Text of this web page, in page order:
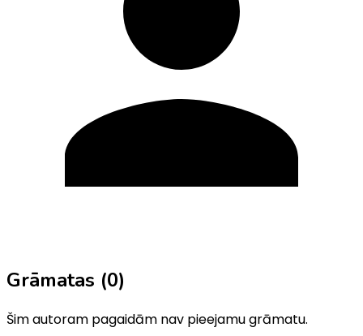
Grāmatas (0)
Šim autoram pagaidām nav pieejamu grāmatu.